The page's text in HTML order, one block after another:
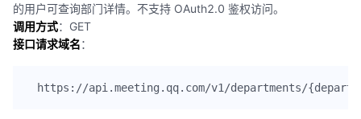
的用户可查询部门详情。不支持 OAuth2.0 鉴权访问。
调用方式：GET
接口请求域名：